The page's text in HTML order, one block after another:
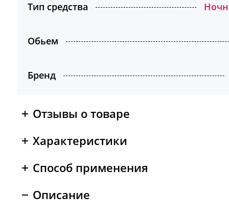
Тип средства
Обьем
Бренд
Отзывы о товаре
Характеристики
Способ применения
Описание